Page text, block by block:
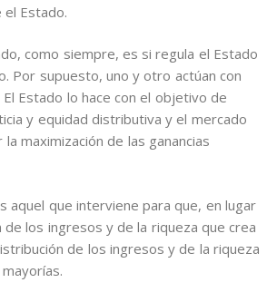
Estado.
como siempre, es si regula el Estado
Por supuesto, uno y otro actúan con
Estado lo hace con el objetivo de
y equidad distributiva y el mercado
maximización de las ganancias
aquel que interviene para que, en lugar
de los ingresos y de la riqueza que crea
de los ingresos y de la riqueza